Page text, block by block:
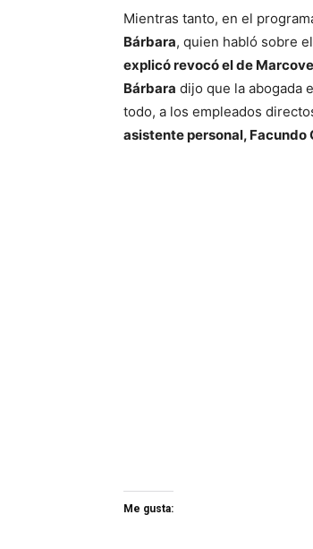
Mientras tanto, en el
Bárbara, quien habló sobre el
explicó revocó el de
Bárbara dijo que la abogada
todo, a los empleados
asistente personal, Facundo
Me gusta: